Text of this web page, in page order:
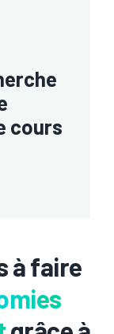
cours
à faire